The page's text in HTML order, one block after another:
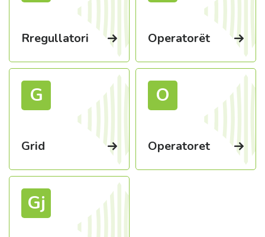
Rregullatori Operatorët
G
Grid
O
Operatoret
Gj